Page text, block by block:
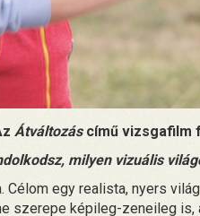
Átváltozáscímű vizsgafilm
milyen vizuális
Célom egy realista, nyers
szerepe képileg-zeneileg is,